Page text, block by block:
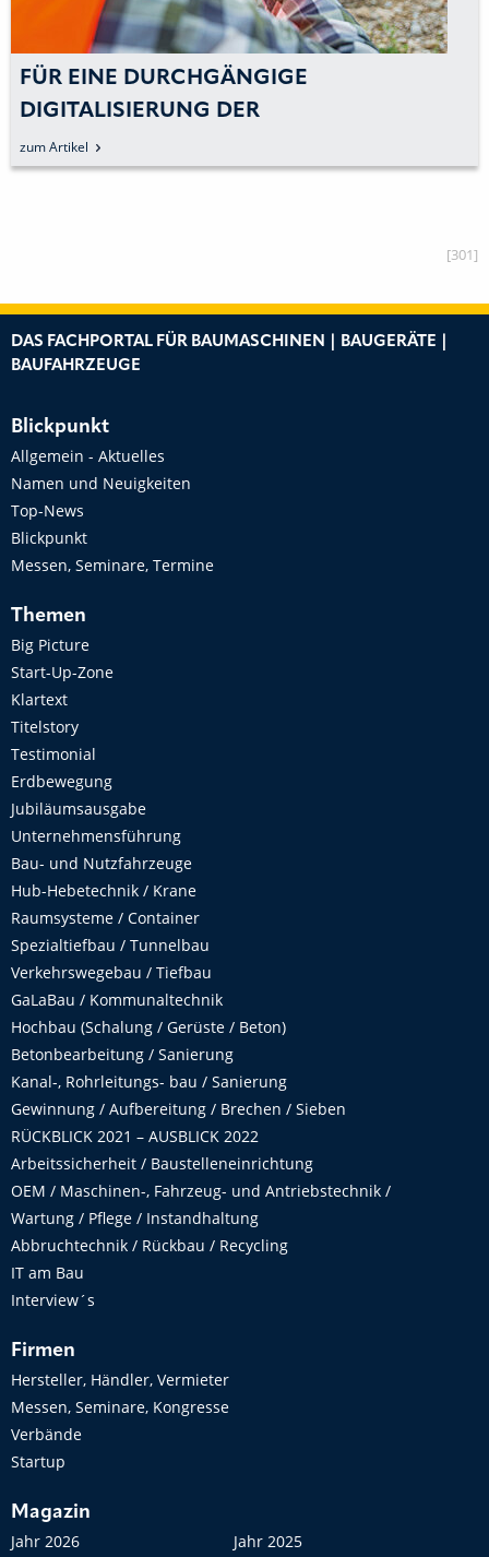
FÜR EINE DURCHGÄNGIGE
DIGITALISIERUNG DER
BAUUNTERNEHMEN
zum Artikel
[301]
DAS FACHPORTAL FÜR BAUMASCHINEN | BAUGERÄTE |
BAUFAHRZEUGE
Blickpunkt
Allgemein - Aktuelles
Namen und Neuigkeiten
Top-News
Blickpunkt
Messen, Seminare, Termine
Themen
Big Picture
Start-Up-Zone
Klartext
Titelstory
Testimonial
Erdbewegung
Jubiläumsausgabe
Unternehmensführung
Bau- und Nutzfahrzeuge
Hub-Hebetechnik / Krane
Raumsysteme / Container
Spezialtiefbau / Tunnelbau
Verkehrswegebau / Tiefbau
GaLaBau / Kommunaltechnik
Hochbau (Schalung / Gerüste / Beton)
Betonbearbeitung / Sanierung
Kanal-, Rohrleitungs- bau / Sanierung
Gewinnung / Aufbereitung / Brechen / Sieben
RÜCKBLICK 2021 – AUSBLICK 2022
Arbeitssicherheit / Baustelleneinrichtung
OEM / Maschinen-, Fahrzeug- und Antriebstechnik /
Wartung / Pflege / Instandhaltung
Abbruchtechnik / Rückbau / Recycling
IT am Bau
Interview´s
Firmen
Hersteller, Händler, Vermieter
Messen, Seminare, Kongresse
Verbände
Startup
Magazin
Jahr 2026
Jahr 2025